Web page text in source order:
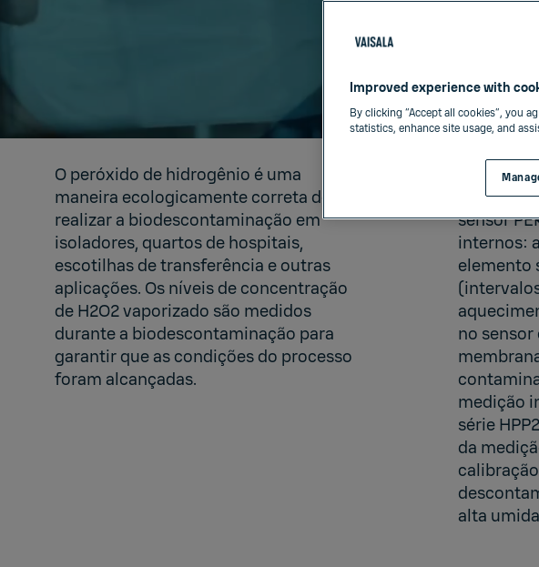
O peróxido de hidrogênio é uma
maneira ecologicamente correta de
realizar a biodescontaminação em
isoladores, quartos de hospitais,
escotilhas de transferência e outras
aplicações. Os níveis de concentração
de H2O2 vaporizado são medidos
durante a biodescontaminação para
garantir que as condições do processo
foram alcançadas.
Para
sensor
internos:
elemento
no sensor
medição
série
da
alta
Improved experience with
By clicking “Accept all cookies”, you
statistics, enhance site usage, and